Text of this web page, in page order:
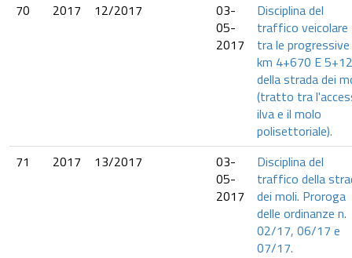
70
2017 12/2017
03-
05-
2017
Disciplina del
traffico veicolare
tra le progressive
km 4+670 E
della strada dei
(tratto tra
ilva e il molo
polisettoriale).
71
2017 13/2017
03-
05-
2017
Disciplina del
traffico della
dei moli. Proroga
delle ordinanze n.
02/17, 06/17 e
07/17.